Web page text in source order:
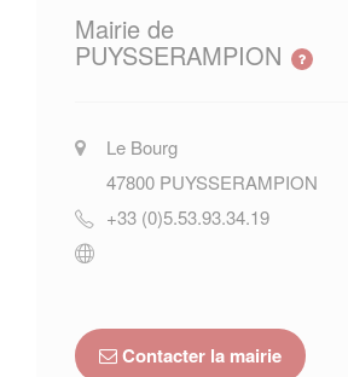
Mairie de
PUYSSERAMPION
Le Bourg
47800 PUYSSERAMPION
+33 (0)5.53.93.34.19
Contacter la mairie